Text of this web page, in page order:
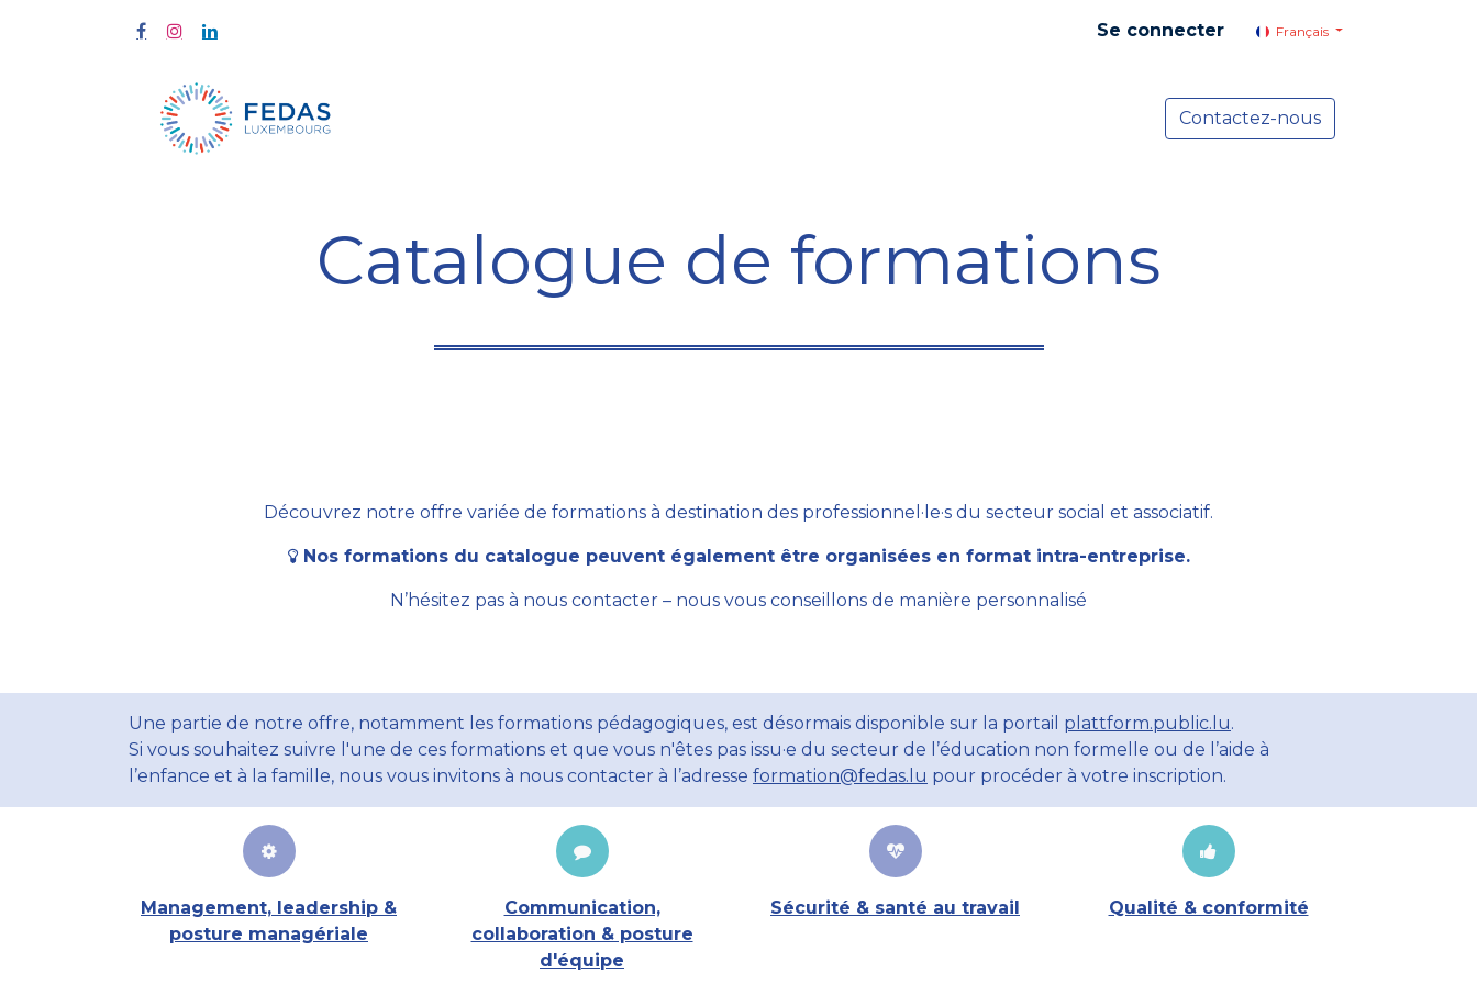
Se connecter Français
Actualités
Contactez-nous
Catalogue de formations
Découvrez notre offre variée de formations à destination des professionnel·le·s du secteur social et associatif.
Nos formations du catalogue peuvent également être organisées en format intra-entreprise.
N’hésitez pas à nous contacter – nous vous conseillons de manière personnalisé
Une partie de notre offre, notamment les formations pédagogiques, est désormais disponible sur la portail plattform.public.lu.
Si vous souhaitez suivre l'une de ces formations et que vous n'êtes pas issu·e du secteur de l’éducation non formelle ou de l’aide à
l’enfance et à la famille, nous vous invitons à nous contacter à l’adresse formation@fedas.lu pour procéder à votre inscription.
Management, leadership &
posture managériale
Communication,
collaboration & posture
d'équipe
Sécurité & santé au travail Qualité & conformité